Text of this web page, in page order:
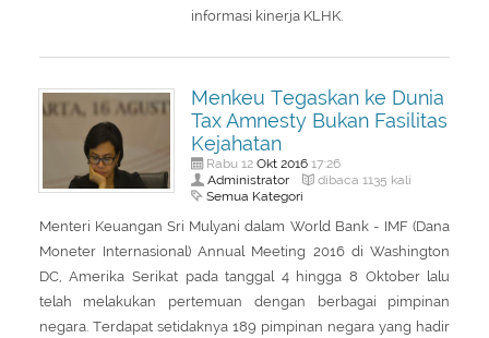
informasi kinerja KLHK.
Menkeu Tegaskan ke Dunia
Tax Amnesty Bukan Fasilitas
Kejahatan
Rabu 12 Okt 201617:26
Administrator dibaca 1135 kali
Semua Kategori
Menteri Keuangan Sri Mulyani dalam World Bank - IMF (Dana
Moneter Internasional) Annual Meeting 2016 di Washington
DC, Amerika Serikat pada tanggal 4 hingga 8 Oktober lalu
telah melakukan pertemuan dengan berbagai pimpinan
negara. Terdapat setidaknya 189 pimpinan negara yang hadir